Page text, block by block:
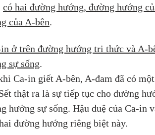
có hai đường hướng, đường hướng
của A-bên.
ở trên đường hướng tri thức và A-
sự sống.
Ca-in giết A-bên, A-đam đã có
thật ra là sự tiếp tục cho đường
hướng sự sống. Hậu duệ của Ca-in
đường hướng riêng biệt này.